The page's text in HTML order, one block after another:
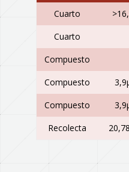
Cuarto
Cuarto
Compuesto
Compuesto
Compuesto
Recolecta